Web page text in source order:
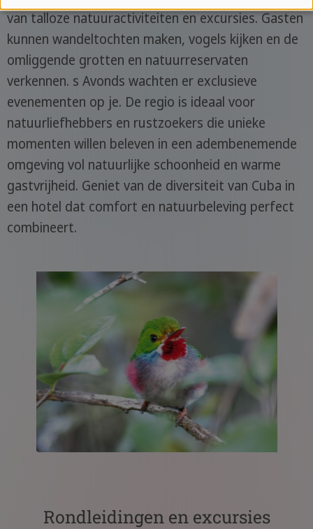
van talloze natuuractiviteiten en excursies. Gasten
kunnen wandeltochten maken, vogels kijken en de
omliggende grotten en natuurreservaten
verkennen. s Avonds wachten er exclusieve
evenementen op je. De regio is ideaal voor
natuurliefhebbers en rustzoekers die unieke
momenten willen beleven in een adembenemende
omgeving vol natuurlijke schoonheid en warme
gastvrijheid. Geniet van de diversiteit van Cuba in
een hotel dat comfort en natuurbeleving perfect
combineert.
Rondleidingen en excursies